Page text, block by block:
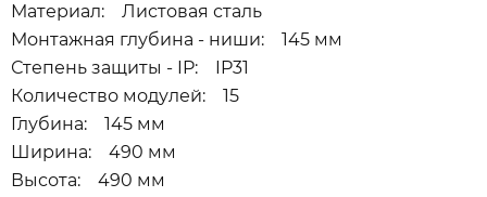
Материал: Листовая сталь
Монтажная глубина - ниши: 145 мм
Степень защиты - IP: IP31
Количество модулей: 15
Глубина: 145 мм
Ширина: 490 мм
Высота: 490 мм